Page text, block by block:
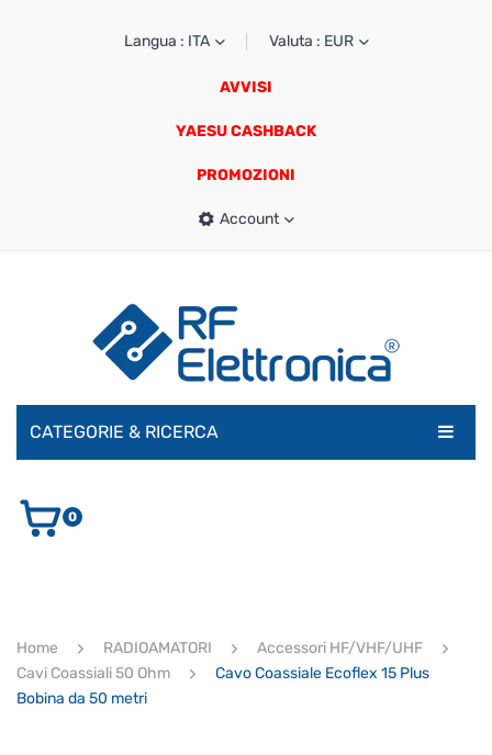
Langua : ITA Valuta : EUR
AVVISI
YAESU CASHBACK
PROMOZIONI
Account
CATEGORIE & RICERCA
AUDIO E VIDEO
ULTIMI ARRIVI
Ricerca
prodotti
0
Home RADIOAMATORI
Accessori HF/VHF/UHF
Cavi Coassiali 50 Ohm
Cavo Coassiale Ecoflex 15 Plus
Bobina da 50 metri